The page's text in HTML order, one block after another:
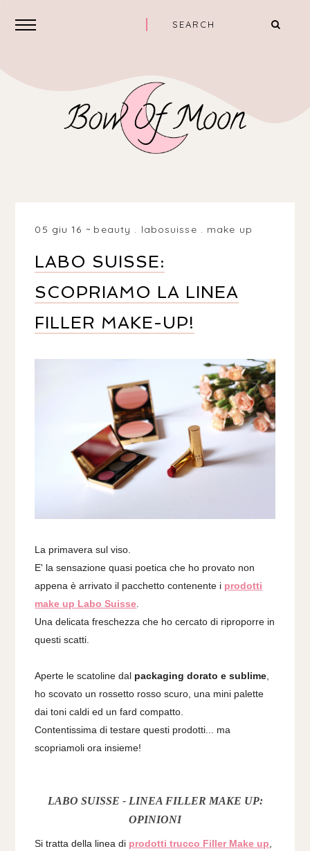
05 giu 16 beauty . labosuisse . make up
LABO SUISSE:
SCOPRIAMO LA LINEA
FILLER MAKE-UP!
La primavera sul viso.
E' la sensazione quasi poetica che ho provato non
appena è arrivato il pacchetto contenente i prodotti
make up Labo Suisse
Una delicata freschezza che ho cercato di riproporre in
questi scatti.
Aperte le scatoline dal packaging dorato e sublime
ho scovato un rossetto rosso scuro, una mini palette
dai toni caldi ed un fard compatto.
Contentissima di testare questi prodotti... ma
scopriamoli ora insieme!
LABO SUISSE - LINEA FILLER MAKE UP:
OPINIONI
Si tratta della linea di prodotti trucco Filler Make up,